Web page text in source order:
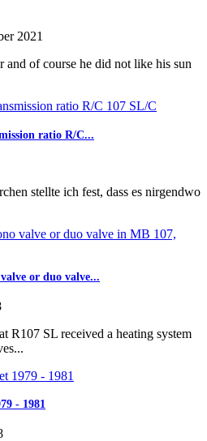
2021
and of course he did not like his sun
ratio R/C...
stellte ich fest, dass es nirgendwo
or duo valve...
R107 SL received a heating system
- 1981